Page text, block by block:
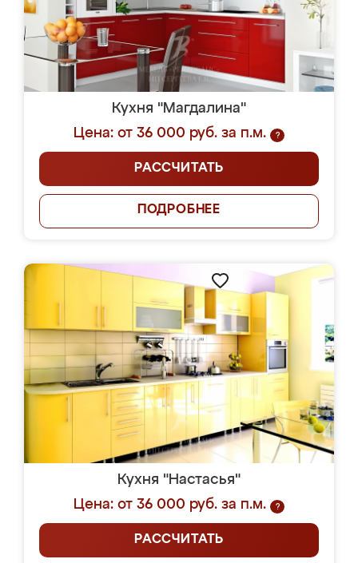
Кухня "Магдалина"
Цена: от 36 000 руб. за п.м.
?
РАССЧИТАТЬ
ПОДРОБНЕЕ
Кухня "Настасья"
Цена: от 36 000 руб. за п.м.
?
РАССЧИТАТЬ